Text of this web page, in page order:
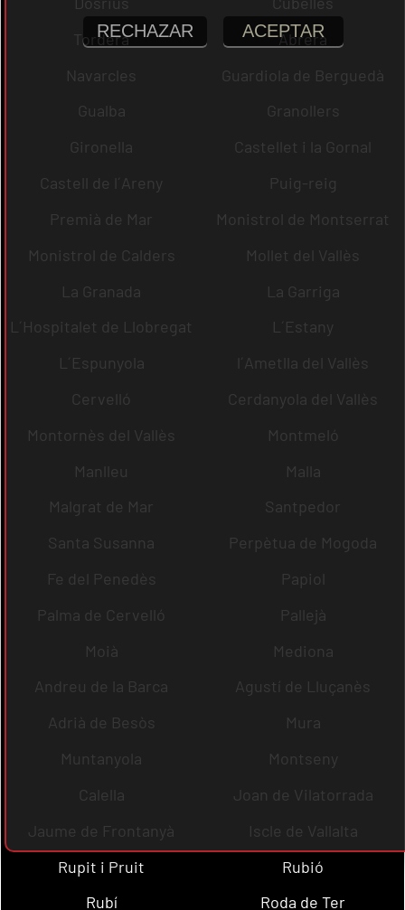
Tordera
Abrera
Navarcles
Guardiola de Berguedà
Gualba
Granollers
Gironella
Castellet i la Gornal
Castell de l´Areny
Puig-reig
Premià de Mar
Monistrol de Montserrat
Monistrol de Calders
Mollet del Vallès
La Granada
La Garriga
L´Hospitalet de Llobregat
L´Estany
L´Espunyola
l´Ametlla del Vallès
Cervelló
Cerdanyola del Vallès
Montornès del Vallès
Montmeló
Manlleu
Malla
Malgrat de Mar
Santpedor
Santa Susanna
Perpètua de Mogoda
Fe del Penedès
Papiol
Palma de Cervelló
Pallejà
Moià
Mediona
Andreu de la Barca
Agustí de Lluçanès
Adrià de Besòs
Mura
Muntanyola
Montseny
Calella
Joan de Vilatorrada
Jaume de Frontanyà
Iscle de Vallalta
Rupit i Pruit
Rubió
Rubí
Roda de Ter
RECHAZAR ACEPTAR